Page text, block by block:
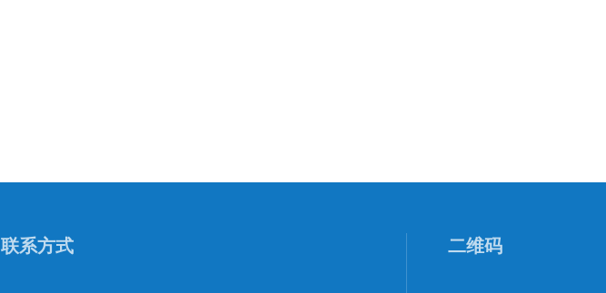
二维码
联系方式